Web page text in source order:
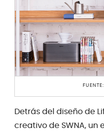
Detrás del diseño de
creativo de SWNA, un